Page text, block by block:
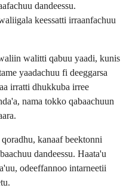
dandeessu.
keessatti irraanfachuu
walitti qabuu yaadi, kunis
yaadachuu fi deeggarsa
irratti dhukkuba irree
nama tokko qabaachuun
kanaaf beektonni
dandeessu. Haata'u
odeeffannoo intarneetii